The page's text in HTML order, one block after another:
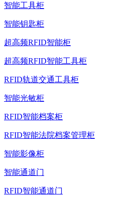
智能工具柜
智能钥匙柜
超高频RFID智能柜
超高频RFID智能工具柜
RFID轨道交通工具柜
智能光敏柜
RFID智能档案柜
RFID智能法院档案管理柜
智能影像柜
智能通道门
RFID智能通道门